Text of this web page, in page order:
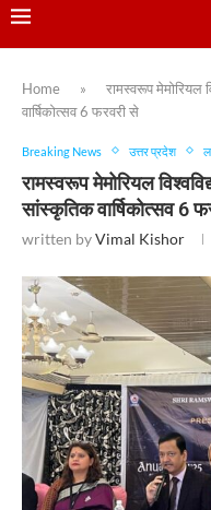
Home »
रामस्वरूप मेमोरियल
वार्षिकोत्सव 6 फरवरी से
Breaking News उत्तर प्रदेश
रामस्वरूप मेमोरियल
सांस्कृतिक वार्षिकोत्सव 6
written byVimal Kishor